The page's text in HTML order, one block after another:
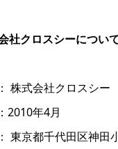
社クロスシーについ
株式会社クロスシー
2010年4月
東京都千代田区神